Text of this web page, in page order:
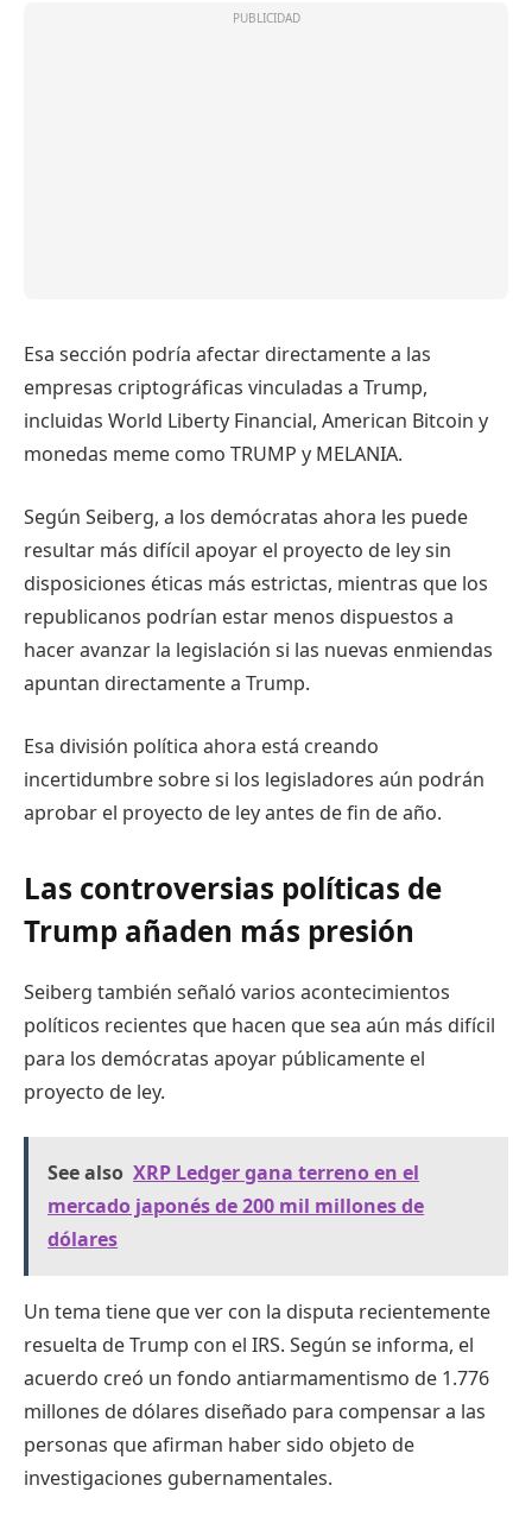
Esa sección podría afectar directamente a las
empresas criptográficas vinculadas a Trump,
incluidas World Liberty Financial, American Bitcoin y
monedas meme como TRUMP y MELANIA.
Según Seiberg, a los demócratas ahora les puede
resultar más difícil apoyar el proyecto de ley sin
disposiciones éticas más estrictas, mientras que los
republicanos podrían estar menos dispuestos a
hacer avanzar la legislación si las nuevas enmiendas
apuntan directamente a Trump.
Esa división política ahora está creando
incertidumbre sobre si los legisladores aún podrán
aprobar el proyecto de ley antes de fin de año.
Las controversias políticas de
Trump añaden más presión
Seiberg también señaló varios acontecimientos
políticos recientes que hacen que sea aún más difícil
para los demócratas apoyar públicamente el
proyecto de ley.
See also XRP Ledger gana terreno en el
mercado japonés de 200 mil millones de
dólares
Un tema tiene que ver con la disputa recientemente
resuelta de Trump con el IRS. Según se informa, el
acuerdo creó un fondo antiarmamentismo de 1.776
millones de dólares diseñado para compensar a las
personas que afirman haber sido objeto de
investigaciones gubernamentales.